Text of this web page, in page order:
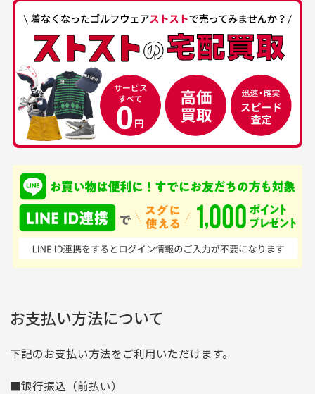
30代男性
中古ゴルフウェアの
品揃えがすごい
て、ここまでゴルフブラ
ンドの取り扱いがあるの
はすごい。 毎日たくさ
んの商品がアップされて
いるので新作チェックす
50代男性
安心して中古ウェア
を買えるお店です
品ですが綺麗に梱包され
ており商品を大切にして
いる感が伝わってきまし
た 「フロント部分に汚
れあり」と記載ありまし
[…]
は自動的にカート内の商品が削除されますのでご注意
下さい。
お気に入り機能をご利用下さい。
経年劣化について
当店では商品の管理には細心の注意を払っておりま
すが、経年により素材の劣化やパーツの強度低下が
生じている場合がございます。
銀行振込（前払い）
入金確認後商品発送となります。
※土曜、日曜、祝日は入金確認及び発送業務は致しておりま
せん。
尚、お振込み手数料はお客様ご負担となります。入金確認後
商品発送となります。
ご注文頂いてから7日以内をお振込み期限とさせ
りますのでご了承くださいませ。
支店名
和歌山支店
口座種別
普通
申し込まれた商品と届いた商品が異なっている場合
商品説明に記載されていない汚れやダメージがある商品
の場合
お支払い方法について
下記のお支払い方法をご利用いただけます。
■銀行振込（前払い）